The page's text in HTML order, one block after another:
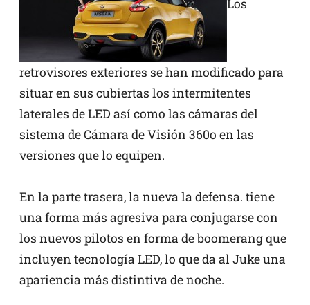
Los
retrovisores exteriores se han modificado para
situar en sus cubiertas los intermitentes
laterales de LED así como las cámaras del
sistema de Cámara de Visión 360o en las
versiones que lo equipen.
En la parte trasera, la nueva la defensa. tiene
una forma más agresiva para conjugarse con
los nuevos pilotos en forma de boomerang que
incluyen tecnología LED, lo que da al Juke una
apariencia más distintiva de noche.